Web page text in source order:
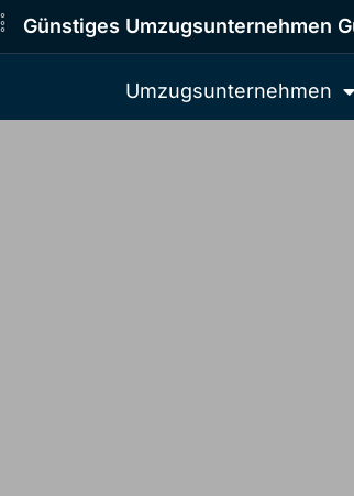
Günstiges Umzugsunternehmen
Umzugsunternehmen